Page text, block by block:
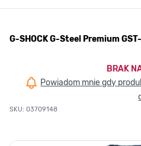
/ G-SHOCK G-Steel Premium GST-
G-SHOCK G-Steel Premium
BRAK
Powiadom mnie gdy
SKU: 03709148